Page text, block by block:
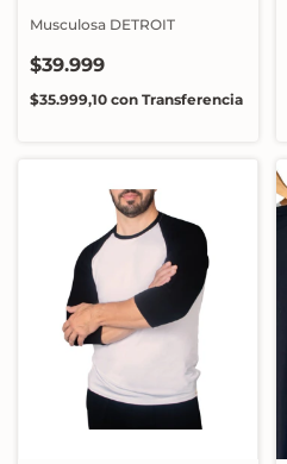
Musculosa DETROIT
$39.999
$35.999,10 con Transferencia